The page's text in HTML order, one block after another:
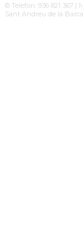
© Telèfon: 936 821 367 |
Sant Andreu de la